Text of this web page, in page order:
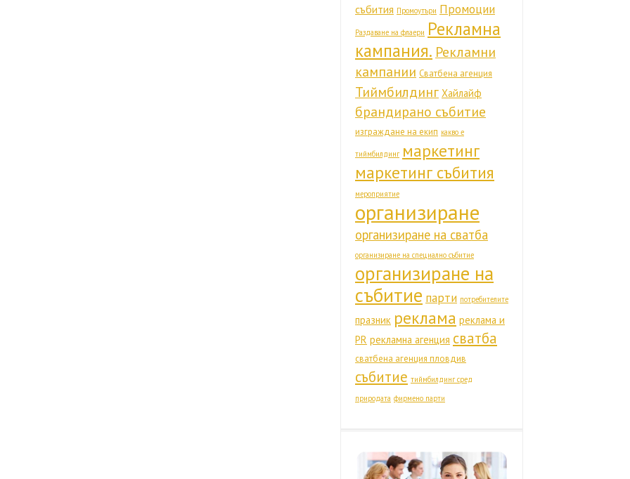
събития Промоутъри Промоции
Раздаване на флаери Рекламна
кампания. Рекламни
кампании Сватбена агенция
Тиймбилдинг Хайлайф
брандирано събитие
изграждане на екип какво е
тиймбилдинг маркетинг
маркетинг събития
мероприятие
организиране
организиране на сватба
организиране на специално събитие
организиране на
събитие парти потребителите
празник реклама реклама и
PR рекламна агенция сватба
сватбена агенция пловдив
събитие тиймбилдинг сред
природата фирмено парти